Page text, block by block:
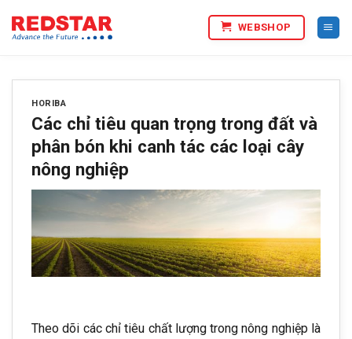
qua
WEBSHOP
HORIBA
Các chỉ tiêu quan trọng trong đất và
phân bón khi canh tác các loại cây
nông nghiệp
Theo dõi các chỉ tiêu chất lượng trong nông nghiệp là